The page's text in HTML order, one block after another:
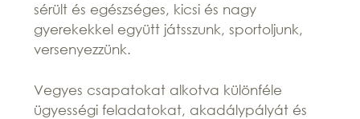
sérült és egészséges, kicsi és nagy
gyerekekkel együtt játsszunk, sportoljunk,
versenyezzünk.
Vegyes csapatokat alkotva különféle
ügyességi feladatokat, akadálypályát és